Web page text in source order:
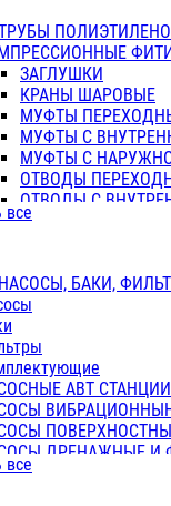
Отвертки
инвентарь
ИНСТРУМЕНТ OASIS
ЗАГЛУШКИ
КРАНЫ ШАРОВЫЕ
МУФТЫ
МУФТЫ С
МУФТЫ С
ОТВОДЫ
ОТВОДЫ С
ОТВОДЫ С
ТРОЙНИКИ
ТРОЙНИКИ С
КОЛЬЦА РЕЗИНОВЫЕ
НАПОРНЫЕ
ТРУБЫ
ТРУБЫ
все
НАСОСЫ, БАКИ,
АВТ СТАНЦИИ
ДРЕНАЖНЫЕ И
ПОВЫСИТ и
СКВАЖИННЫЕ
все